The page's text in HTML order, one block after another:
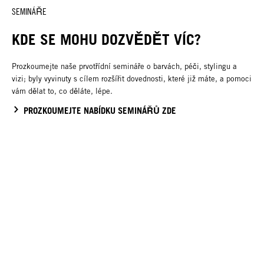
SEMINÁŘE
KDE SE MOHU DOZVĚDĚT VÍC?
Prozkoumejte naše prvotřídní semináře o barvách, péči, stylingu a
vizi; byly vyvinuty s cílem rozšířit dovednosti, které již máte, a pomoci
vám dělat to, co děláte, lépe.
PROZKOUMEJTE NABÍDKU SEMINÁŘŮ ZDE